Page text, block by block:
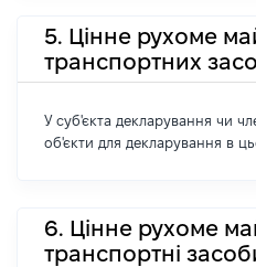
5. Цінне рухоме
транспортних
У суб'єкта декларування чи
об'єкти для декларування в
6. Цінне рухоме
транспортні